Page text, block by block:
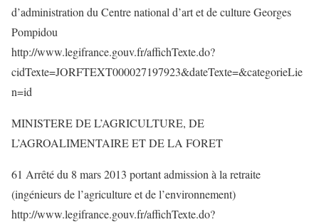
d’administration du Centre national d’art et de culture Georges
Pompidou
http://www.legifrance.gouv.fr/affichTexte.do?
cidTexte=JORFTEXT000027197923&dateTexte=&categorieLie
n=id
MINISTERE DE L’AGRICULTURE, DE
L’AGROALIMENTAIRE ET DE LA FORET
61 Arrêté du 8 mars 2013 portant admission à la retraite
(ingénieurs de l’agriculture et de l’environnement)
http://www.legifrance.gouv.fr/affichTexte.do?